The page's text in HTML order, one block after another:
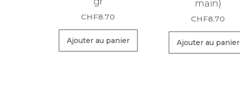
CHF8.70
Ajouter au panier
main)
CHF8.70
Ajouter au panier